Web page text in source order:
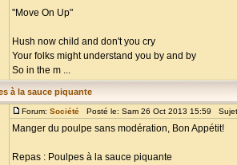
"Move On Up"
Hush now child and don't you cry
Your folks might understand you by and by
So in the m ...
à la sauce piquante
Forum: Société Posté le: Sam 26 Oct 2013 15:59
Manger du poulpe sans modération, Bon Appétit!
Repas : Poulpes à la sauce piquante